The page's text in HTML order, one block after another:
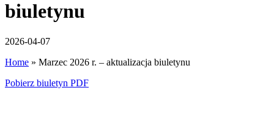
biuletynu
2026-04-07
Home » Marzec 2026 r. – aktualizacja biuletynu
Pobierz biuletyn PDF